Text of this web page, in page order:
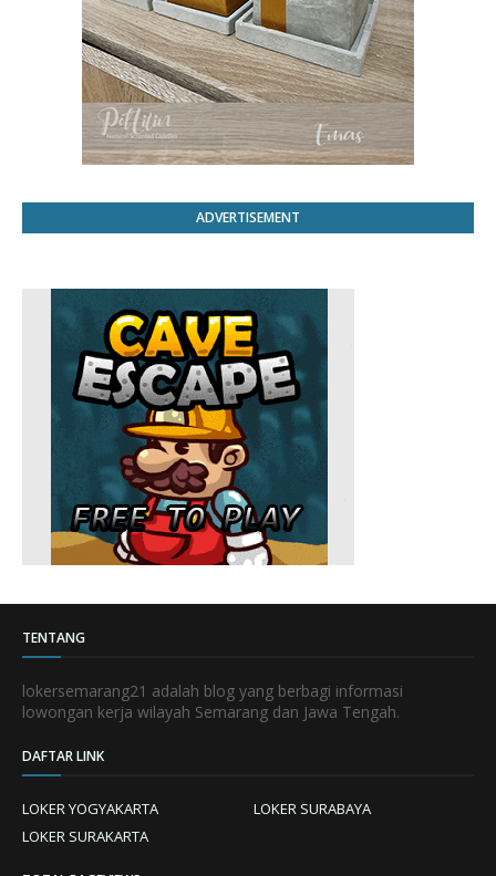
ADVERTISEMENT
TENTANG
lokersemarang21 adalah blog yang berbagi informasi
lowongan kerja wilayah Semarang dan Jawa Tengah.
DAFTAR LINK
LOKER YOGYAKARTA
LOKER SURABAYA
LOKER SURAKARTA